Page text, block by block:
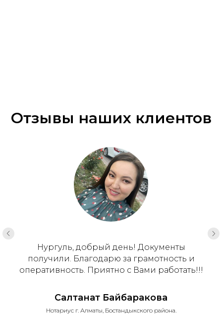
Отзывы наших клиентов
Нургуль, добрый день! Документы
получили. Благодарю за грамотность и
оперативность. Приятно с Вами работать!!!
Салтанат Байбаракова
Нотариус г. Алматы, Бостандыкского района.